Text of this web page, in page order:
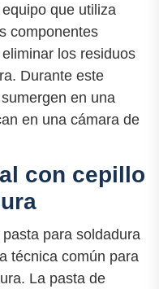
que utiliza
componentes
los residuos
Durante este
en una
en una cámara de
con cepillo
para soldadura
técnica común para
La pasta de